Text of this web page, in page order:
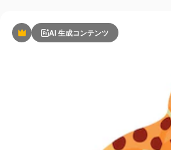
PremiumAI 生成コンテンツ